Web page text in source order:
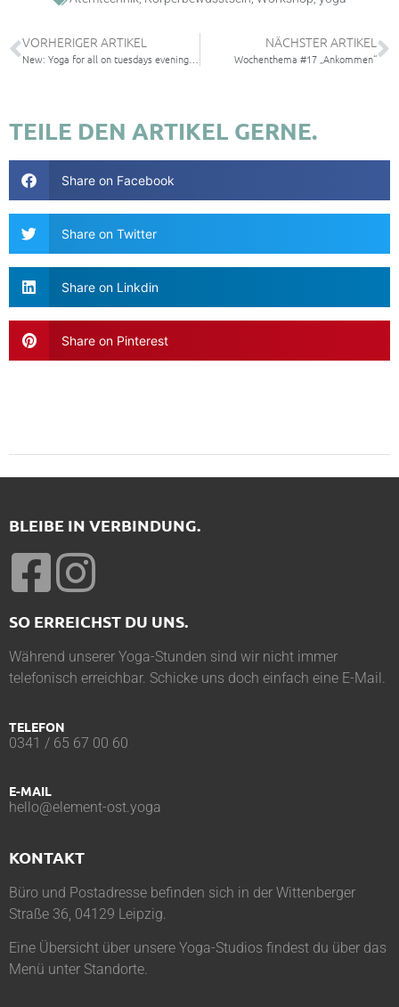
VORHERIGER ARTIKEL
New: Yoga for all on tuesdays evening (19.15)
NÄCHSTER ARTIKEL
Wochenthema #17 „Ankommen“
TEILE DEN ARTIKEL GERNE.
Share on Facebook
Share on Twitter
Share on Linkdin
Share on Pinterest
BLEIBE IN VERBINDUNG.
SO ERREICHST DU UNS.
Während unserer Yoga-Stunden sind wir nicht immer
telefonisch erreichbar. Schicke uns doch einfach eine E-Mail.
TELEFON
0341 / 65 67 00 60
E-MAIL
hello@element-ost.yoga
KONTAKT
Büro und Postadresse befinden sich in der Wittenberger
Straße 36, 04129 Leipzig.
Eine Übersicht über unsere Yoga-Studios findest du über das
Menü unter Standorte.